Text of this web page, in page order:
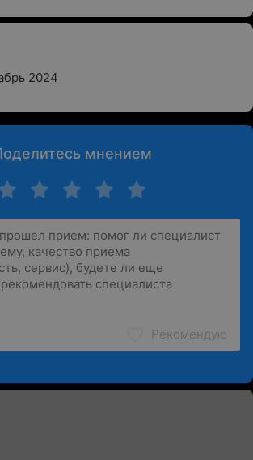
2024
мнением
Рекомендую